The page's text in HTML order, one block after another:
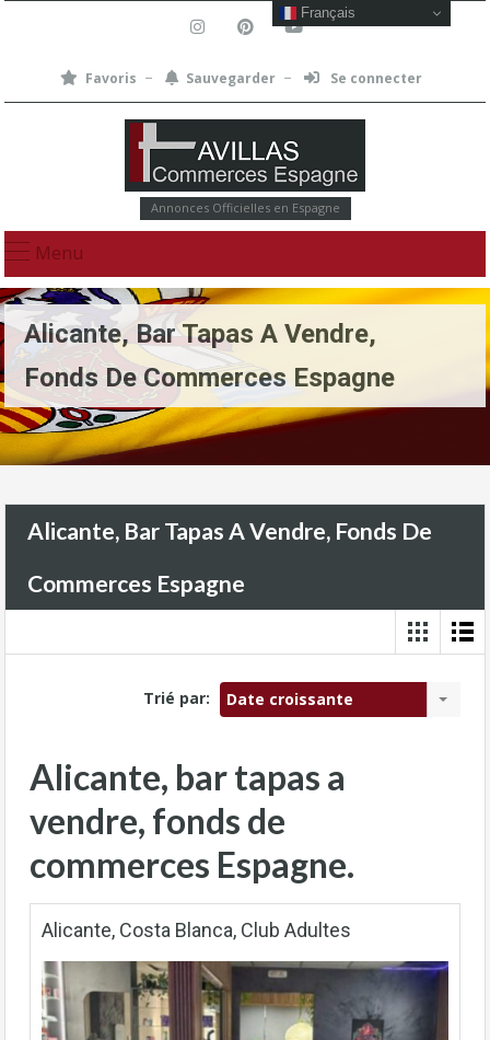
Favoris Sauvegarder Se connecter
Annonces Officielles en Espagne
Menu
Alicante, Bar Tapas A Vendre,
Fonds De Commerces Espagne
Alicante, Bar Tapas A Vendre, Fonds De
Commerces Espagne
Trié par: Date croissante
Alicante, bar tapas a
vendre, fonds de
commerces Espagne.
Alicante, Costa Blanca, Club Adultes
Français